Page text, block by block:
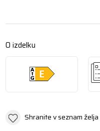
O izdelku
Shranite v seznam želja